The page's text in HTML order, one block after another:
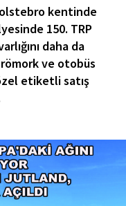
kentinde
150. TRP
daha da
ve otobüs
etiketli satış